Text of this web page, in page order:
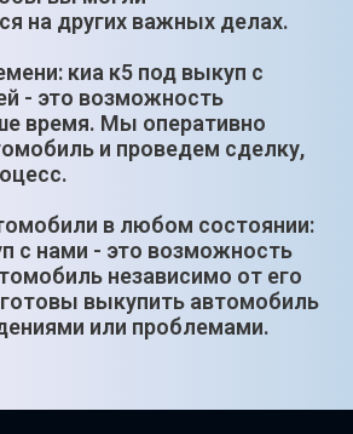
на других важных делах.
киа к5 под выкуп с
- это возможность
время. Мы оперативно
и проведем сделку,
в любом состоянии:
с нами - это возможность
независимо от его
выкупить автомобиль
или проблемами.